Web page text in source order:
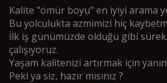
Kalite "ömür boyu" en iyiyi arama
Bu yolculukta azmimizi hiç
İlk iş günümüzde olduğu gibi
çalışıyoruz.
Yaşam kalitenizi artırmak için
Peki ya siz, hazır mısınız ?